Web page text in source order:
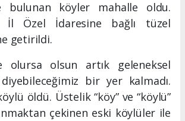
bulunan köyler mahalle oldu.
İl Özel İdaresine bağlı tüzel
getirildi.
olursa olsun artık geleneksel
bir yer kalmadı.
öldü. Üstelik “köy” ve “köylü”
çekinen eski köylüler ile